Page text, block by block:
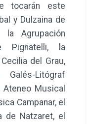
tocarán este
y Dulzaina de
la Agrupación
Pignatelli, la
del Grau,
Litógraf
Musical
Campanar, el
de Natzaret, el